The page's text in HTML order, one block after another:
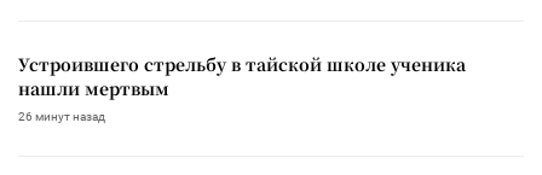
Устроившего стрельбу в тайской школе ученика
нашли мертвым
26 минут назад